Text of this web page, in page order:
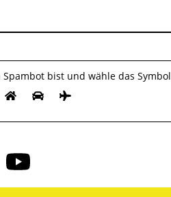
bist und wähle das Symbol
Folge
uns
auf